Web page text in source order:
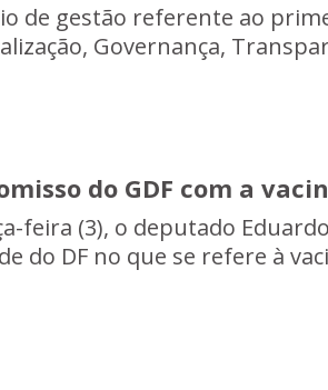
de gestão referente ao
Governança,
do GDF com a
feira (3), o deputado
do DF no que se refere à